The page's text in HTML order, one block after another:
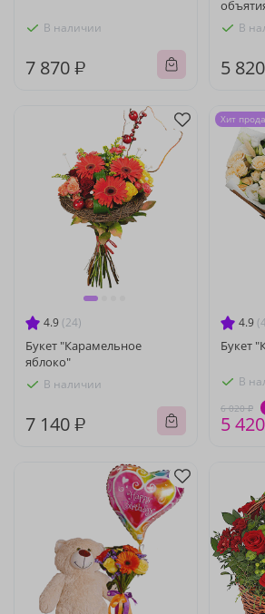
В наличии
7 870 ₽
В
5
4.9 (24)
Букет "Карамельное
яблоко"
В наличии
7 140 ₽
4.9
Букет
В
6 020 ₽
5
Хит